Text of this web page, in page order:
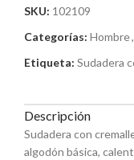
SKU: 102109
Categorías: Hombre,
Etiqueta: Sudadera
Descripción
Sudadera con
algodón básica,